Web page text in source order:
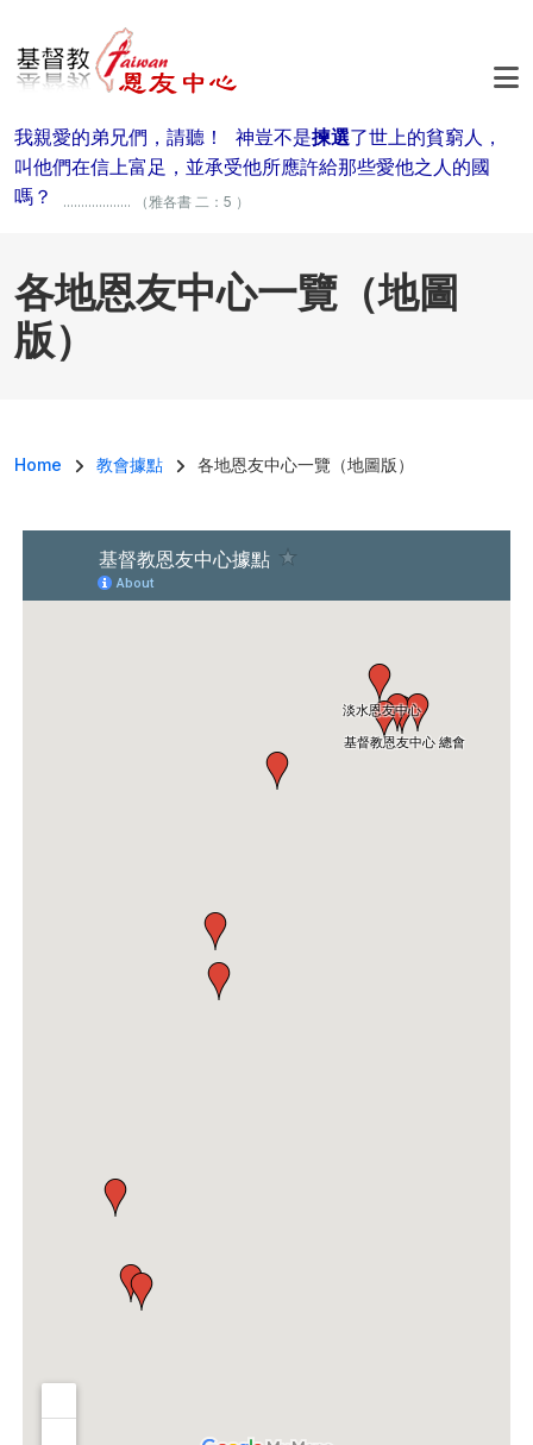
我親愛的弟兄們，請聽！ 神豈不是揀選了世上的貧窮人，
叫他們在信上富足，並承受他所應許給那些愛他之人的國
嗎？
................... （雅各書 二：5 ）
各地恩友中心一覽（地圖
版）
導航連結
Home 教會據點 各地恩友中心一覽（地圖版）